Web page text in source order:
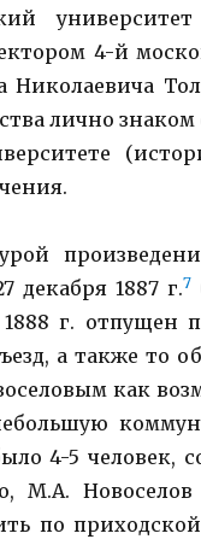
4-й
Николаевича
лично
декабря 1887 г.7
г. отпущен
а также то
как
4-5 человек,
М.А.
по